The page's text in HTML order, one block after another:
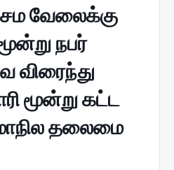
வேலைக்கு
நபர்
விரைந்து
மூன்று கட்ட
தலைமை